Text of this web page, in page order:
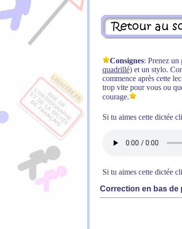
Consignes: Prenez un
quadrillé) et un stylo.
commence après cette
trop vite pour vous ou
courage.
Si tu aimes cette dictée
Si tu aimes cette dictée
Correction en bas de